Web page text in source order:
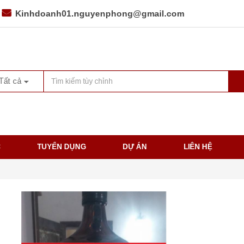
Kinhdoanh01.nguyenphong@gmail.com
cả
TUYỂN DỤNG DỰ ÁN LIÊN HỆ